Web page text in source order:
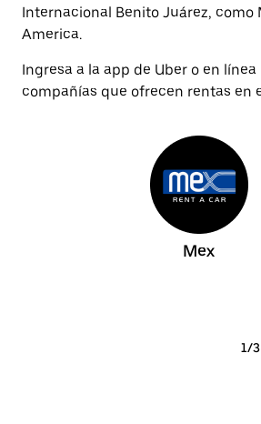
Internacional Benito Juárez, como
America.
Ingresa a la app de Uber o en línea
compañías que ofrecen rentas en
Mex
1/3